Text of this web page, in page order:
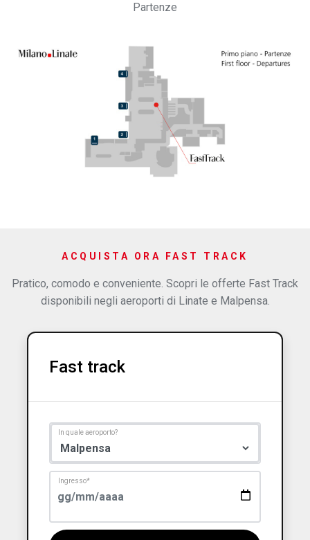
Partenze
ACQUISTA ORA FAST TRACK
Pratico, comodo e conveniente. Scopri le offerte Fast Track
disponibili negli aeroporti di Linate e Malpensa.
Fast track
In quale aeroporto?
Ingresso*